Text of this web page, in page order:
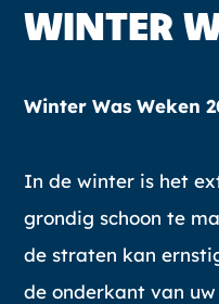
WINTER
Winter Was Weken
In de winter is het
grondig schoon te
de straten kan
de onderkant van